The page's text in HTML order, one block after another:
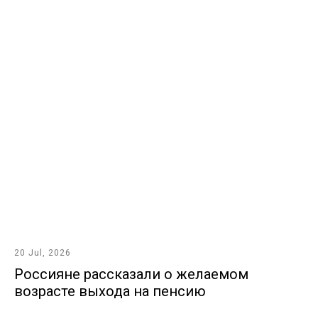
20 Jul, 2026
Россияне рассказали о желаемом
возрасте выхода на пенсию